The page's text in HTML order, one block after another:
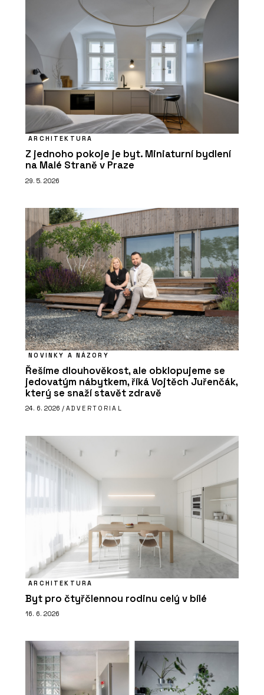
ARCHITEKTURA
Z jednoho pokoje je byt. Miniaturní bydlení
na Malé Straně v Praze
29. 5. 2026
NOVINKY A NÁZORY
Řešíme dlouhověkost, ale obklopujeme se
jedovatým nábytkem, říká Vojtěch Juřenčák,
který se snaží stavět zdravě
24. 6. 2026 / ADVERTORIAL
ARCHITEKTURA
Byt pro čtyřčlennou rodinu celý v bílé
16. 6. 2026